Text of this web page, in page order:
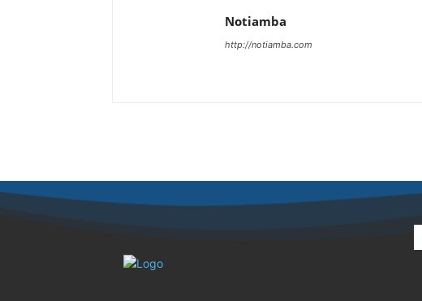
Notiamba
http://notiamba.com